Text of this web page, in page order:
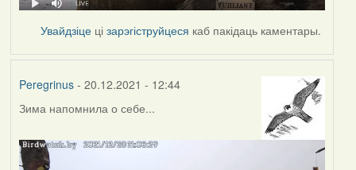
Увайдзіце цізарэгіструйцеся каб пакідаць каментары.
Peregrinus- 20.12.2021 - 12:44
Зима напомнила о себе...